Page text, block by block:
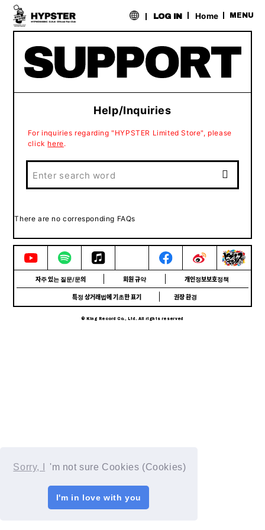
Sorry, I 'm not sure Cookies (Cookies)
I'm in love with you
LOG IN Home MENU
Help/Inquiries
For inquiries regarding "HYPSTER Limited Store", please
click here.
There are no corresponding FAQs
자주 있는 질문/문의 회원 규약 개인정보보호정책
특정 상거래법에 기초한 표기 권장 환경
© King Record Co., Ltd. All rights reserved